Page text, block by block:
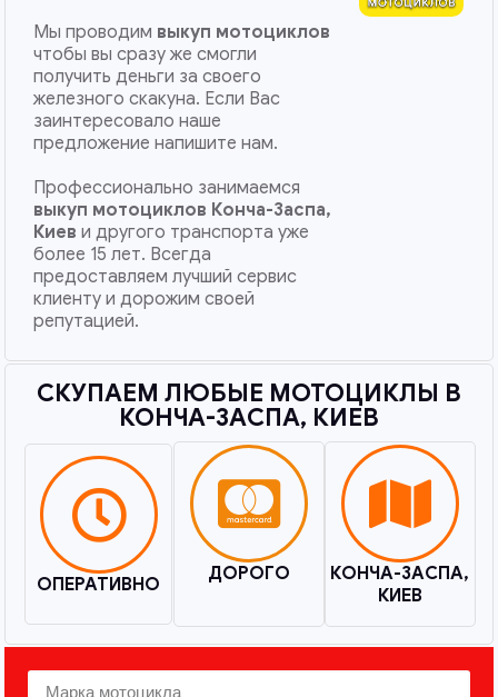
Мы проводим выкуп мотоциклов
чтобы вы сразу же смогли
получить деньги за своего
железного скакуна. Если Вас
заинтересовало наше
предложение напишите нам.
Профессионально занимаемся
выкуп мотоциклов Конча-Заспа,
Киеви другого транспорта уже
более 15 лет. Всегда
предоставляем лучший сервис
клиенту и дорожим своей
репутацией.
СКУПАЕМ ЛЮБЫЕ МОТОЦИКЛЫ В
КОНЧА-ЗАСПА, КИЕВ​
ОПЕРАТИВНО ДОРОГО
КОНЧА-ЗАСПА,
КИЕВ